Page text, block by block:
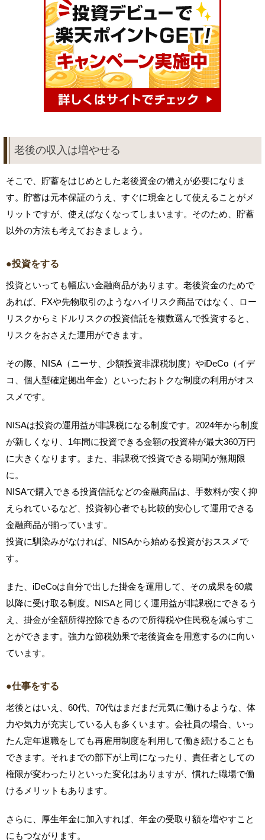
老後の収入は増やせる
そこで、貯蓄をはじめとした老後資金の備えが必要になりま
す。貯蓄は元本保証のうえ、すぐに現金として使えることがメ
リットですが、使えばなくなってしまいます。そのため、貯蓄
以外の方法も考えておきましょう。
●投資をする
投資といっても幅広い金融商品があります。老後資金のためで
あれば、FXや先物取引のようなハイリスク商品ではなく、ロー
リスクからミドルリスクの投資信託を複数選んで投資すると、
リスクをおさえた運用ができます。
その際、NISA（ニーサ、少額投資非課税制度）やiDeCo（イデ
コ、個人型確定拠出年金）といったおトクな制度の利用がオス
スメです。
NISAは投資の運用益が非課税になる制度です。2024年から制度
が新しくなり、1年間に投資できる金額の投資枠が最大360万円
に大きくなります。また、非課税で投資できる期間が無期限
に。
NISAで購入できる投資信託などの金融商品は、手数料が安く抑
えられているなど、投資初心者でも比較的安心して運用できる
金融商品が揃っています。
投資に馴染みがなければ、NISAから始める投資がおススメで
す。
また、iDeCoは自分で出した掛金を運用して、その成果を60歳
以降に受け取る制度。NISAと同じく運用益が非課税にできるう
え、掛金が全額所得控除できるので所得税や住民税を減らすこ
とができます。強力な節税効果で老後資金を用意するのに向い
ています。
●仕事をする
老後とはいえ、60代、70代はまだまだ元気に働けるような、体
力や気力が充実している人も多くいます。会社員の場合、いっ
たん定年退職をしても再雇用制度を利用して働き続けることも
できます。それまでの部下が上司になったり、責任者としての
権限が変わったりといった変化はありますが、慣れた職場で働
けるメリットもあります。
さらに、厚生年金に加入すれば、年金の受取り額を増やすこと
にもつながります。